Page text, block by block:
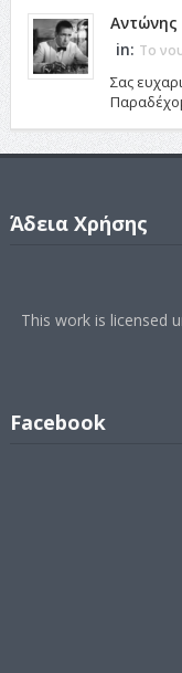
in: Το
Σας
Άδεια Χρήσης
This work is licensed
Facebook